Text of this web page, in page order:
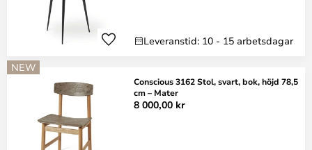
Leveranstid: 10 - 15 arbetsdagar
NEW
Conscious 3162 Stol, svart, bok, höjd 78,5
cm – Mater
8 000,00 kr